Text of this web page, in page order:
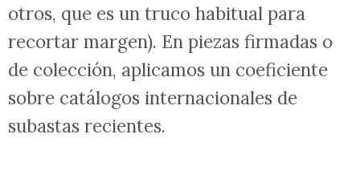
otros, que es un truco habitual para
recortar margen). En piezas firmadas o
de colección, aplicamos un coeficiente
sobre catálogos internacionales de
subastas recientes.